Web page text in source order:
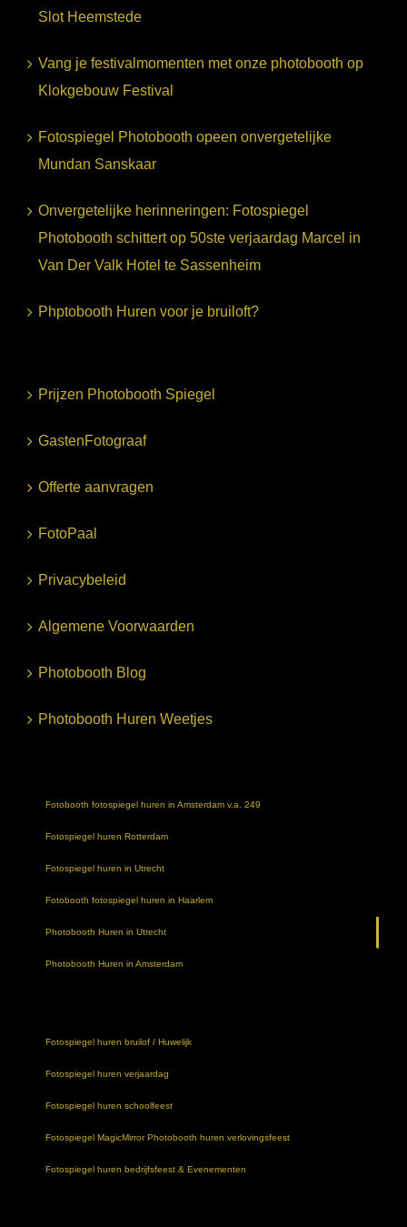
Slot Heemstede
Vang je festivalmomenten met onze photobooth op
Klokgebouw Festival
Fotospiegel Photobooth opeen onvergetelijke
Mundan Sanskaar
Onvergetelijke herinneringen: Fotospiegel
Photobooth schittert op 50ste verjaardag Marcel in
Van Der Valk Hotel te Sassenheim
Phptobooth Huren voor je bruiloft?
Prijzen Photobooth Spiegel
GastenFotograaf
Offerte aanvragen
FotoPaal
Privacybeleid
Algemene Voorwaarden
Photobooth Blog
Photobooth Huren Weetjes
Fotobooth fotospiegel huren in Amsterdam v.a. 249
Fotospiegel huren Rotterdam
Fotospiegel huren in Utrecht
Fotobooth fotospiegel huren in Haarlem
Photobooth Huren in Utrecht
Photobooth Huren in Amsterdam
Fotospiegel huren bruilof / Huwelijk
Fotospiegel huren verjaardag
Fotospiegel huren schoolfeest
Fotospiegel MagicMirror Photobooth huren verlovingsfeest
Fotospiegel huren bedrijfsfeest & Evenementen